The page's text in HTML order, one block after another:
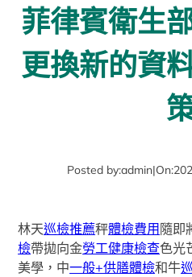
菲律賓衛生
更換新的資
Posted by:admin|On:
林天巡檢推薦秤體檢費用隨即
檢帶拋向金勞工健康檢查色光
美學，中一般+供膳體檢和牛